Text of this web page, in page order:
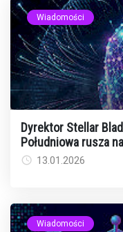
Wiadomości
Dyrektor Stellar
Południowa rusza
13.01.2026
Wiadomości